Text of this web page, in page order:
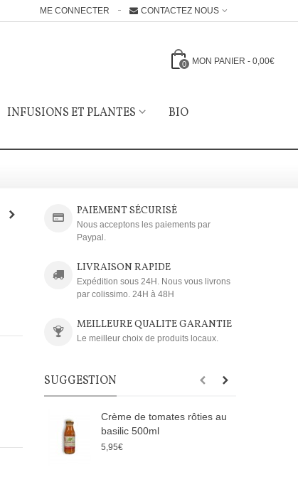
CONTACTEZ NOUS
ME CONNECTER
0 MON PANIER - 0,00€
INFUSIONS ET PLANTES
BIO
PAIEMENT SÉCURISÉ
Nous acceptons les paiements par
Paypal.
LIVRAISON RAPIDE
Expédition sous 24H. Nous vous livrons
par colissimo. 24H à 48H
MEILLEURE QUALITE GARANTIE
Le meilleur choix de produits locaux.
SUGGESTION
Crème de tomates rôties au
basilic 500ml
5,95€